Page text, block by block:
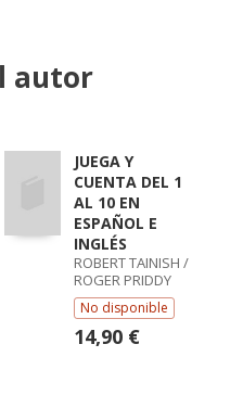
autor
JUEGA Y
CUENTA DEL 1
AL 10 EN
ESPAÑOL E
INGLÉS
ROBERT TAINISH /
ROGER PRIDDY
No disponible
14,90 €